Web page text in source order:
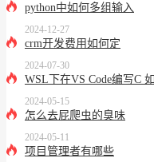
python中如何多组输入
2024-12-27
crm开发费用如何定
2024-07-30
WSL下在VS Code编写C
2024-05-15
怎么去屁爬虫的臭味
2024-05-11
项目管理者有哪些